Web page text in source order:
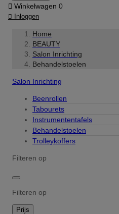
 Winkelwagen 0
 Inloggen
Home
BEAUTY
Salon Inrichting
Behandelstoelen
Salon Inrichting
Beenrollen
Tabourets
Instrumententafels
Behandelstoelen
Trolleykoffers
Filteren op
Filteren op
Prijs